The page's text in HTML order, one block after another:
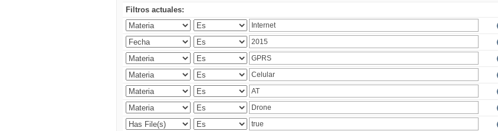
Filtros actuales: